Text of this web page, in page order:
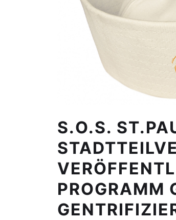
S.O.S.
PROGRAMM